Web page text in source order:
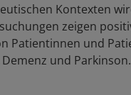
Kontexten
zeigen
Patientinnen und
und Parkinson.